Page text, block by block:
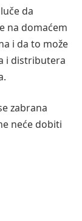
da
na domaćem
i da to može
i distributera
zabrana
neće dobiti